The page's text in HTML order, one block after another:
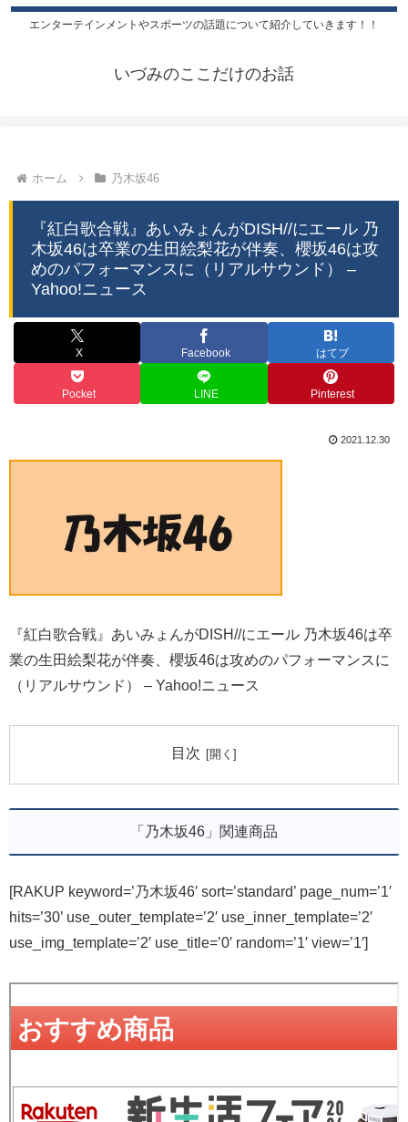
エンターテインメントやスポーツの話題について紹介していきます！！
いづみのここだけのお話
ホーム 乃木坂46
『紅白歌合戦』あいみょんがDISH//にエール 乃
木坂46は卒業の生田絵梨花が伴奏、櫻坂46は攻
めのパフォーマンスに（リアルサウンド） –
Yahoo!ニュース
X Facebook はてブ
Pocket LINE Pinterest
2021.12.30
『紅白歌合戦』あいみょんがDISH//にエール 乃木坂46は卒
業の生田絵梨花が伴奏、櫻坂46は攻めのパフォーマンスに
（リアルサウンド） – Yahoo!ニュース
目次
「乃木坂46」関連商品
[RAKUP keyword=’乃木坂46′ sort=’standard’ page_num=’1′
hits=’30’ use_outer_template=’2′ use_inner_template=’2′
use_img_template=’2′ use_title=’0′ random=’1′ view=’1′]